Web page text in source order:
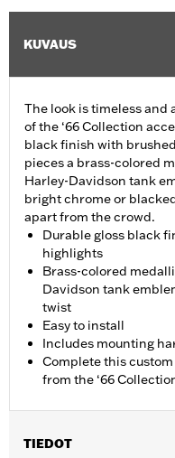
KUVAUS
The look is timeless
of the ‘66 Collection
black finish with
pieces a brass-colored
Harley-Davidson tank
bright chrome or
apart from the crowd.
Durable gloss black
highlights
Brass-colored
Davidson tank
twist
Easy to install
Includes mounting
Complete this
from the ‘66
TIEDOT